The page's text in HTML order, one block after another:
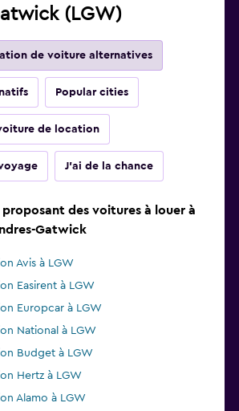
(LGW)
de voiture alternatives
Popular cities
de location
J'ai de la chance
des voitures à louer à
Gatwick
Avis à LGW
Easirent à LGW
Europcar à LGW
National à LGW
Budget à LGW
Hertz à LGW
Alamo à LGW